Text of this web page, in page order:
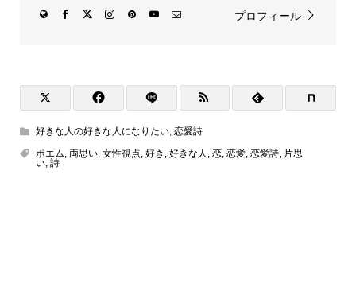
プロフィール
好きな人の好きな人になりたい, 恋愛詩
ポエム, 両思い, 女性視点, 好き , 好きな人 , 恋, 恋愛, 恋愛詩, 片思
い, 詩